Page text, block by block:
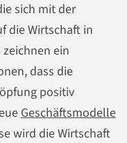
sich mit der
die Wirtschaft in
ein
dass die
positiv
Geschäftsmodelle
wird die Wirtschaft